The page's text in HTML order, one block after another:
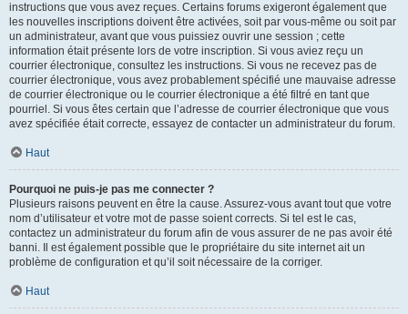
instructions que vous avez reçues. Certains forums exigeront également que
les nouvelles inscriptions doivent être activées, soit par vous-même ou soit par
un administrateur, avant que vous puissiez ouvrir une session ; cette
information était présente lors de votre inscription. Si vous aviez reçu un
courrier électronique, consultez les instructions. Si vous ne recevez pas de
courrier électronique, vous avez probablement spécifié une mauvaise adresse
de courrier électronique ou le courrier électronique a été filtré en tant que
pourriel. Si vous êtes certain que l’adresse de courrier électronique que vous
avez spécifiée était correcte, essayez de contacter un administrateur du forum.
Haut
Pourquoi ne puis-je pas me connecter ?
Plusieurs raisons peuvent en être la cause. Assurez-vous avant tout que votre
nom d’utilisateur et votre mot de passe soient corrects. Si tel est le cas,
contactez un administrateur du forum afin de vous assurer de ne pas avoir été
banni. Il est également possible que le propriétaire du site internet ait un
problème de configuration et qu’il soit nécessaire de la corriger.
Haut